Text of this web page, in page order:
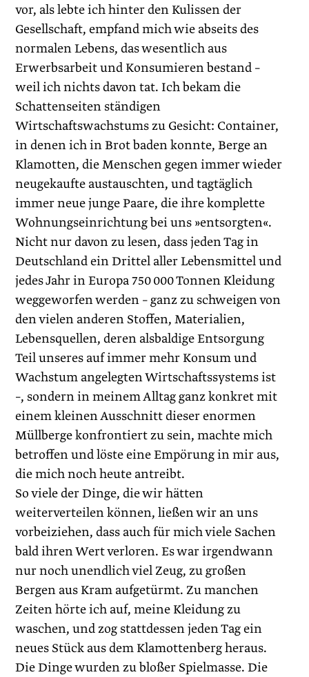
vor, als lebte ich hinter den Kulissen der
Gesellschaft, empfand mich wie abseits des
normalen Lebens, das wesentlich aus
Erwerbsarbeit und Konsumieren bestand –
weil ich nichts davon tat. Ich bekam die
Schattenseiten ständigen
Wirtschaftswachstums zu Gesicht: Container,
in denen ich in Brot baden konnte, Berge an
Klamotten, die Menschen gegen immer wieder
neugekaufte austauschten, und tagtäglich
immer neue junge Paare, die ihre komplette
Wohnungseinrichtung bei uns »entsorgten«.
Nicht nur davon zu lesen, dass jeden Tag in
Deutschland ein Drittel aller Lebensmittel und
jedes Jahr in Europa 750 000 Tonnen Kleidung
weggeworfen werden – ganz zu schweigen von
den vielen anderen Stoffen, Materialien,
Lebensquellen, deren alsbaldige Entsorgung
Teil unseres auf immer mehr Konsum und
Wachstum angelegten Wirtschaftssystems ist
–, sondern in meinem Alltag ganz konkret mit
einem kleinen Ausschnitt dieser enormen
Müllberge konfrontiert zu sein, machte mich
betroffen und löste eine Empörung in mir aus,
die mich noch heute antreibt.
So viele der Dinge, die wir hätten
weiterverteilen können, ließen wir an uns
vorbeiziehen, dass auch für mich viele Sachen
bald ihren Wert verloren. Es war irgendwann
nur noch unendlich viel Zeug, zu großen
Bergen aus Kram aufgetürmt. Zu manchen
Zeiten hörte ich auf, meine Kleidung zu
waschen, und zog stattdessen jeden Tag ein
neues Stück aus dem Klamottenberg heraus.
Die Dinge wurden zu bloßer Spielmasse. Die